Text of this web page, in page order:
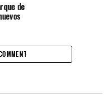
de